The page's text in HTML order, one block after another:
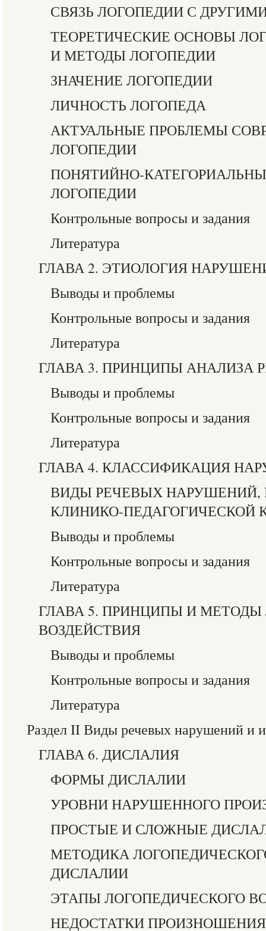
СВЯЗЬ ЛОГОПЕДИИ С
ТЕОРЕТИЧЕСКИЕ ОСНОВЫ
И МЕТОДЫ ЛОГОПЕДИИ
ЗНАЧЕНИЕ ЛОГОПЕДИИ
ЛИЧНОСТЬ ЛОГОПЕДА
АКТУАЛЬНЫЕ ПРОБЛЕМЫ
ЛОГОПЕДИИ
ПОНЯТИЙНО-
ЛОГОПЕДИИ
Контрольные вопросы и задания
Литература
ГЛАВА 2. ЭТИОЛОГИЯ
Выводы и проблемы
Контрольные вопросы и задания
Литература
ГЛАВА 3. ПРИНЦИПЫ АНАЛИЗА
Выводы и проблемы
Контрольные вопросы и задания
Литература
ГЛАВА 4. КЛАССИФИКАЦИЯ
ВИДЫ РЕЧЕВЫХ
КЛИНИКО-ПЕДАГОГИЧЕСКОЙ
Выводы и проблемы
Контрольные вопросы и задания
Литература
ГЛАВА 5. ПРИНЦИПЫ И
ВОЗДЕЙСТВИЯ
Выводы и проблемы
Контрольные вопросы и задания
Литература
Раздел II Виды речевых нарушений и
ГЛАВА 6. ДИСЛАЛИЯ
ФОРМЫ ДИСЛАЛИИ
УРОВНИ НАРУШЕННОГО
ПРОСТЫЕ И СЛОЖНЫЕ
МЕТОДИКА
ДИСЛАЛИИ
ЭТАПЫ ЛОГОПЕДИЧЕСКОГО
НЕДОСТАТКИ